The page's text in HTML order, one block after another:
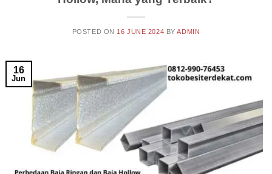
POSTED ON 16 JUNE 2024 BYADMIN
16
Jun